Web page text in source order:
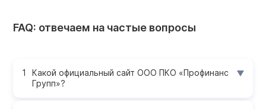
FAQ: отвечаем на частые вопросы
Какой официальный сайт ООО ПКО «Профинанс
Групп»?